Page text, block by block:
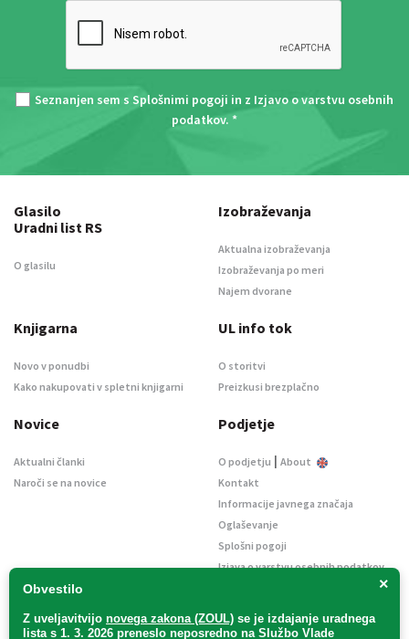
Seznanjen sem s Splošnimi pogoji in z Izjavo o varstvu osebnih
podatkov. *
×
Obvestilo
Z uveljavitvijo novega zakona (ZOUL) se je izdajanje uradnega
lista s 1. 3. 2026 preneslo neposredno na Službo Vlade
Glasilo
Uradni list RS
O glasilu
Izobraževanja
Aktualna izobraževanja
Izobraževanja po meri
Najem dvorane
Knjigarna
Novo v ponudbi
Kako nakupovati v spletni knjigarni
UL info tok
O storitvi
Preizkusi brezplačno
Novice
Aktualni članki
Naroči se na novice
Podjetje
O podjetju | About
Kontakt
Informacije javnega značaja
Oglaševanje
Splošni pogoji
Izjava o varstvu osebnih podatkov